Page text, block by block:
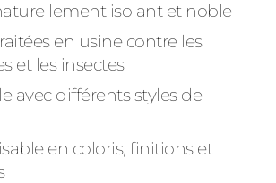
isolant et noble
en usine contre les
et les insectes
avec différents styles de
en coloris, finitions et